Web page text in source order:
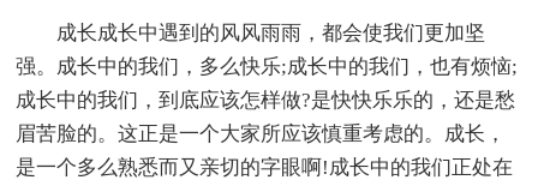
成长成长中遇到的风风雨雨，都会使我们更加坚
强。成长中的我们，多么快乐;成长中的我们，也有烦恼;
成长中的我们，到底应该怎样做?是快快乐乐的，还是愁
眉苦脸的。这正是一个大家所应该慎重考虑的。成长，
是一个多么熟悉而又亲切的字眼啊!成长中的我们正处在